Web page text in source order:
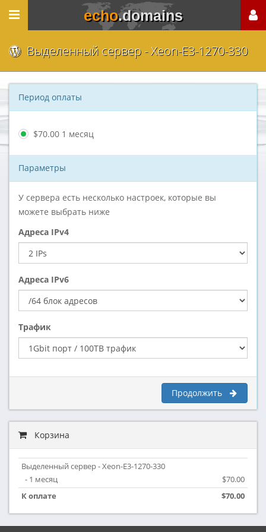
echo.domains
Выделенный сервер - Xeon-E3-1270-330
Период оплаты
$70.00 1 месяц
Параметры
У сервера есть несколько настроек, которые вы
можете выбрать ниже
Адреса IPv4
Адреса IPv6
Трафик
Продолжить
Корзина
Выделенный сервер - Xeon-E3-1270-330
- 1 месяц
$70.00
К оплате
$70.00